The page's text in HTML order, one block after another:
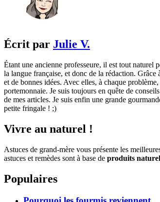
Écrit par Julie V.
Étant une ancienne professeure, il est tout naturel
la langue française, et donc de la rédaction. Grâce
et de bonnes idées. Avec elles, à chaque
portemonnaie. Je suis toujours en quête de
de mes articles. Je suis enfin une grande
petite fringale ! ;)
Vivre au naturel !
Astuces de grand-mère vous présente les
astuces et remèdes sont à base de produits
Populaires